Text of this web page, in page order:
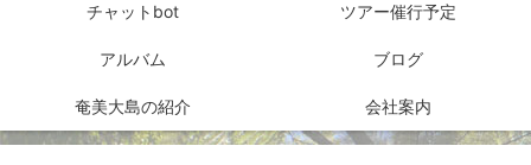
チャットbot ツアー催行予定
アルバム ブログ
奄美大島の紹介 会社案内